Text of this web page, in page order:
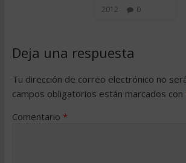
2012
0
Deja una respuesta
Tu dirección de correo electrónico no
campos obligatorios están marcados con
Comentario *